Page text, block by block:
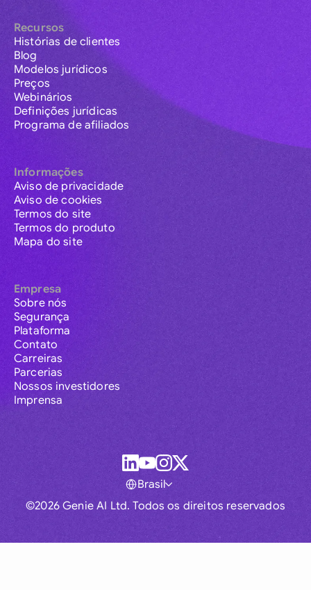
Recursos
Histórias de clientes
Blog
Modelos jurídicos
Preços
Webinários
Definições jurídicas
Programa de afiliados
Informações
Aviso de privacidade
Aviso de cookies
Termos do site
Termos do produto
Mapa do site
Empresa
Sobre nós
Segurança
Plataforma
Contato
Carreiras
Parcerias
Nossos investidores
Imprensa
©2026 Genie AI Ltd. Todos os direitos reservados
Brasil
Global